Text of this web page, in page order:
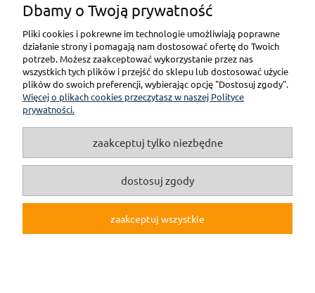
KONTAKT
POMOC
PŁATNOŚCI I DOSTAWA
GWARANCJA I ZWROT
O NAS
pokaż pełną wersję strony
Dbamy o Twoją prywatność
Pliki cookies i pokrewne im technologie umożliwiają poprawne
działanie strony i pomagają nam dostosować ofertę do Twoich
potrzeb. Możesz zaakceptować wykorzystanie przez nas
wszystkich tych plików i przejść do sklepu lub dostosować użycie
plików do swoich preferencji, wybierając opcję "Dostosuj zgody".
Więcej o plikach cookies przeczytasz w naszej Polityce
prywatności.
zaakceptuj tylko niezbędne
dostosuj zgody
zaakceptuj wszystkie